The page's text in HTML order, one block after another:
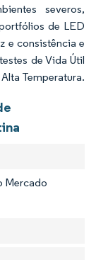
severos,
de LED
e consistência e
de Vida Útil
Temperatura.
Mercado